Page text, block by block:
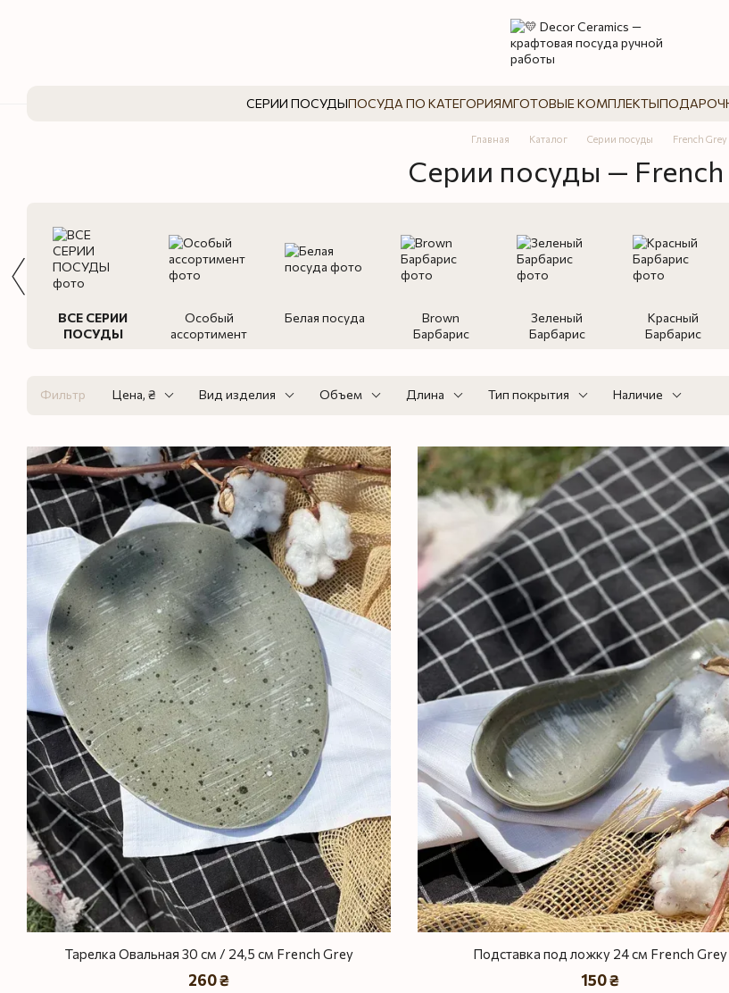
СЕРИИ ПОСУДЫПОСУДА ПО КАТЕГОРИЯМГОТОВЫЕ КОМПЛЕКТЫ
Главная Каталог Серии посуды French Grey
Серии посуды — French
ВСЕ СЕРИИ
ПОСУДЫ
Особый
ассортимент
Белая посуда
Brown
Барбарис
Зеленый
Барбарис
Красный
Барбарис
Фильтр Цена, ₴ Вид изделия Объем Длина Тип покрытия Наличие
Тарелка Овальная 30 см / 24,5 см French Grey
260 ₴
Подставка под ложку 24 см French Grey
150 ₴